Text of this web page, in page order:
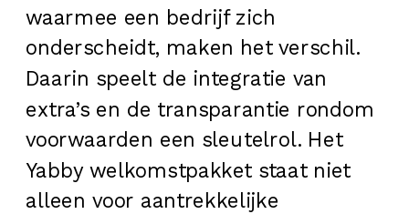
waarmee een bedrijf zich
onderscheidt, maken het verschil.
Daarin speelt de integratie van
extra’s en de transparantie rondom
voorwaarden een sleutelrol. Het
Yabby welkomstpakket staat niet
alleen voor aantrekkelijke